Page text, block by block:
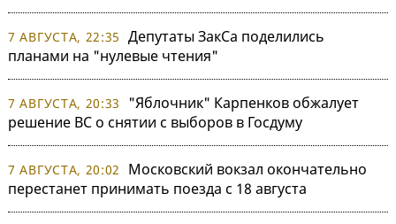
7 АВГУСТА, 22:35 Депутаты ЗакСа поделились
планами на "нулевые чтения"
7 АВГУСТА, 20:33
"Яблочник" Карпенков обжалует
решение ВС о снятии с выборов в Госдуму
7 АВГУСТА, 20:02
Московский вокзал окончательно
перестанет принимать поезда с 18 августа